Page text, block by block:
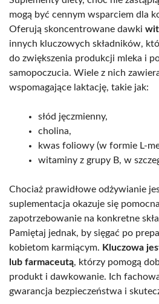
mogą być cennym wsparciem dla
Oferują skoncentrowane dawki
innych kluczowych składników,
do zwiększenia produkcji mleka i
samopoczucia. Wiele z nich
wspomagające laktację, takie jak:
słód jęczmienny,
cholina,
kwas foliowy (w formie L-
witaminy z grupy B, w
Chociaż prawidłowe odżywianie
suplementacja okazuje się
zapotrzebowanie na konkretne
Pamiętaj jednak, by sięgać po
kobietom karmiącym. Kluczowa
lub farmaceutą, którzy pomogą
produkt i dawkowanie. Ich
gwarancja bezpieczeństwa i